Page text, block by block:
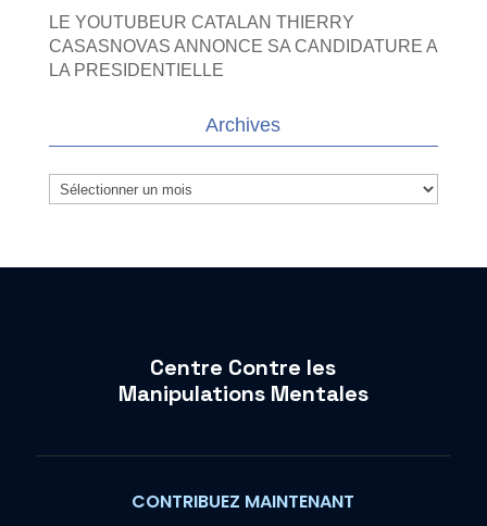
LE YOUTUBEUR CATALAN THIERRY
CASASNOVAS ANNONCE SA CANDIDATURE A
LA PRESIDENTIELLE
Archives
Archives
Centre Contre les
Manipulations Mentales
CONTRIBUEZ MAINTENANT